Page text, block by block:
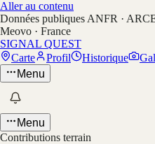
Aller au contenu
Données publiques ANFR ·
Meovo · France
SIGNAL QUEST
Carte
Profil Historique
Menu
Menu
Contributions terrain